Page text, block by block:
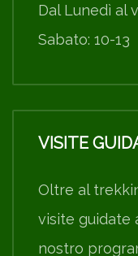
Dal Lunedì al
Sabato: 10-13
VISITE
Oltre al
visite guidate
nostro